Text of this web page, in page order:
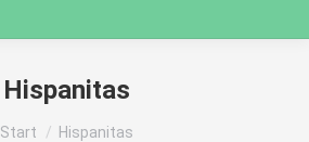
Hispanitas
Sie befinden sich hier:
Start Hispanitas